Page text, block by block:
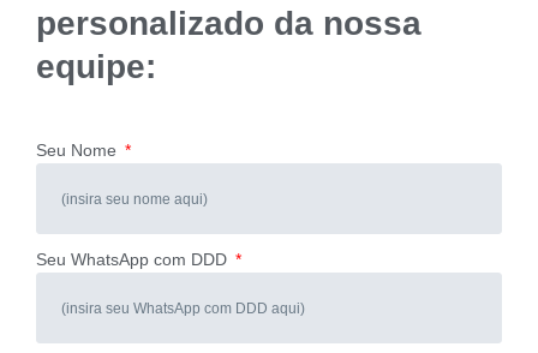
personalizado da nossa
equipe:
Seu Nome
Seu WhatsApp com DDD